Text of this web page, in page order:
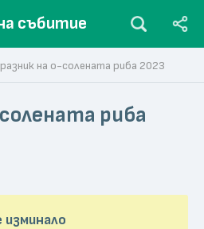
събитие
на о-солената риба 2023
риба